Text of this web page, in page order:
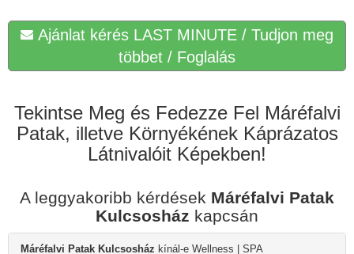
Ajánlat kérés LAST MINUTE / Tudjon meg
többet / Foglalás
Tekintse Meg és Fedezze Fel Máréfalvi
Patak, illetve Környékének Káprázatos
Látnivalóit Képekben!
A leggyakoribb kérdések Máréfalvi Patak
Kulcsosház kapcsán
Máréfalvi Patak Kulcsosház kínál-e Wellness | SPA